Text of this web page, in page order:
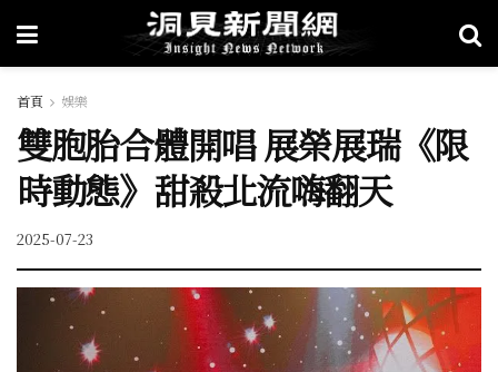
首頁 娛樂
雙胞胎合體開唱 展榮展瑞《限
時動態》甜殺北流嗨翻天
2025-07-23